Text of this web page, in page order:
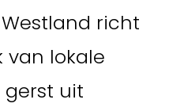
Westland richt
van lokale
gerst uit